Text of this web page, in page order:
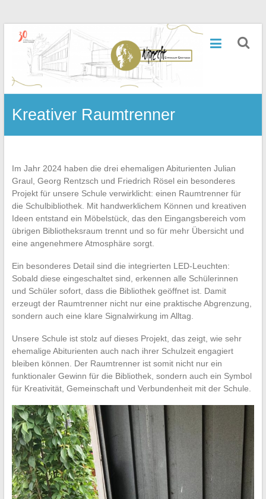
Inhalt
springenWiprecht-
Gymnasium
Groitzsch
Kreativer Raumtrenner
Im Jahr 2024 haben die drei ehemaligen Abiturienten Julian
Graul, Georg Rentzsch und Friedrich Rösel ein besonderes
Projekt für unsere Schule verwirklicht: einen Raumtrenner für
die Schulbibliothek. Mit handwerklichem Können und kreativen
Ideen entstand ein Möbelstück, das den Eingangsbereich vom
übrigen Bibliotheksraum trennt und so für mehr Übersicht und
eine angenehmere Atmosphäre sorgt.
Ein besonderes Detail sind die integrierten LED-Leuchten:
Sobald diese eingeschaltet sind, erkennen alle Schülerinnen
und Schüler sofort, dass die Bibliothek geöffnet ist. Damit
erzeugt der Raumtrenner nicht nur eine praktische Abgrenzung,
sondern auch eine klare Signalwirkung im Alltag.
Unsere Schule ist stolz auf dieses Projekt, das zeigt, wie sehr
ehemalige Abiturienten auch nach ihrer Schulzeit engagiert
bleiben können. Der Raumtrenner ist somit nicht nur ein
funktionaler Gewinn für die Bibliothek, sondern auch ein Symbol
für Kreativität, Gemeinschaft und Verbundenheit mit der Schule.